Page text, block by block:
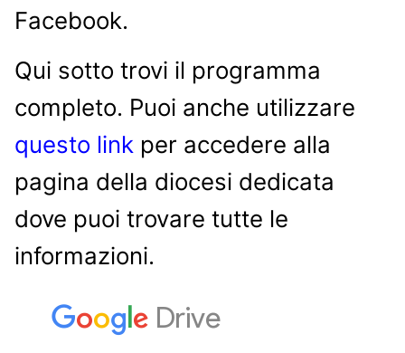
Facebook.
Qui sotto trovi il programma
completo. Puoi anche utilizzare
questo link per accedere alla
pagina della diocesi dedicata
dove puoi trovare tutte le
informazioni.